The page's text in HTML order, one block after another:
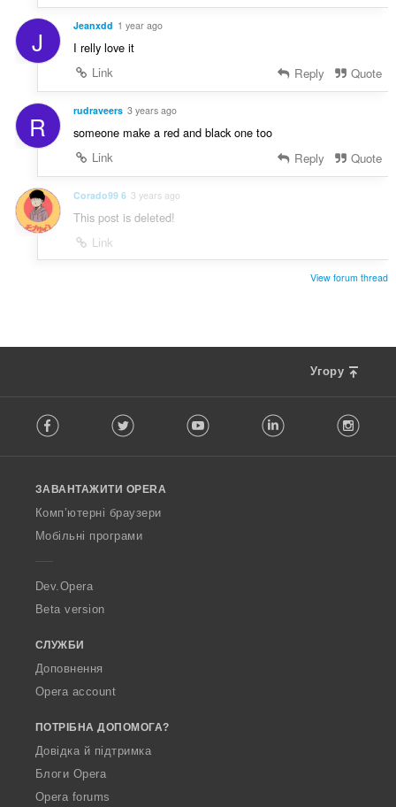
J Jeanxdd 1 year ago
I relly love it
Link
Reply Quote
R rudraveers 3 years ago
someone make a red and black one too
Link
Reply Quote
Corado99 6 3 years ago
This post is deleted!
Link
View forum thread
Угору
o
w
O
p
a
Facebook Twitter Youtube LinkedIn
ЗАВАНТАЖИТИ OPERA
Комп’ютерні браузери
Мобільні програми
Dev.Opera
Beta version
СЛУЖБИ
Доповнення
Opera account
ПОТРІБНА ДОПОМОГА?
Довідка й підтримка
Блоги Opera
Opera forums